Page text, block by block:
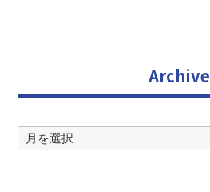
Archive
Archive